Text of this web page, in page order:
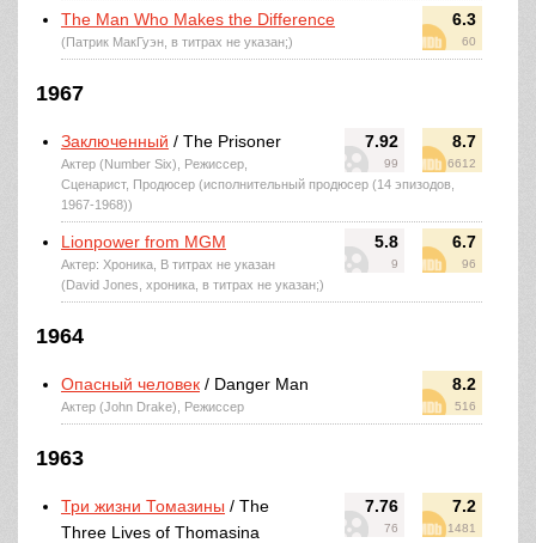
6.3
60
The Man Who Makes the Difference
(Патрик МакГуэн, в титрах не указан;)
1967
7.92
99
8.7
6612
Заключенный / The Prisoner
Актер (Number Six), Режиссер,
Сценарист, Продюсер (исполнительный продюсер (14 эпизодов,
1967-1968))
5.8
9
6.7
96
Lionpower from MGM
Актер: Хроника, В титрах не указан
(David Jones, хроника, в титрах не указан;)
1964
8.2
516
Опасный человек / Danger Man
Актер (John Drake), Режиссер
1963
7.76
76
7.2
1481
Три жизни Томазины / The
Three Lives of Thomasina